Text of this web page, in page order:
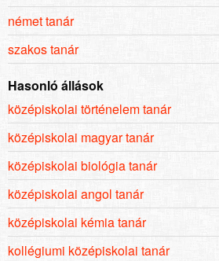
német tanár
szakos tanár
Hasonló állások
középiskolai történelem tanár
középiskolai magyar tanár
középiskolai biológia tanár
középiskolai angol tanár
középiskolai kémia tanár
kollégiumi középiskolai tanár